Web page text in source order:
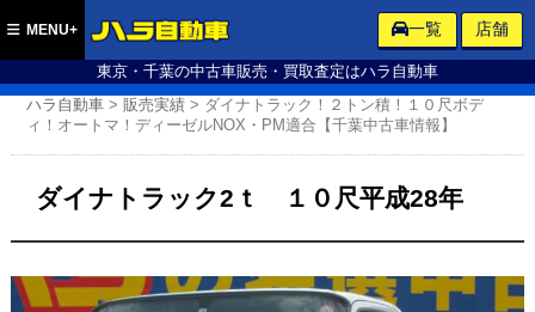
東京・千葉の中古車販売・買取査定はハラ自動車
MENU+ 一覧 店舗
ハラ自動車 >販売実績 > ダイナトラック！２トン積！１０尺ボデ
ィ！オートマ！ディーゼルNOX・PM適合【千葉中古車情報】
ダイナトラック2ｔ １０尺平成28年